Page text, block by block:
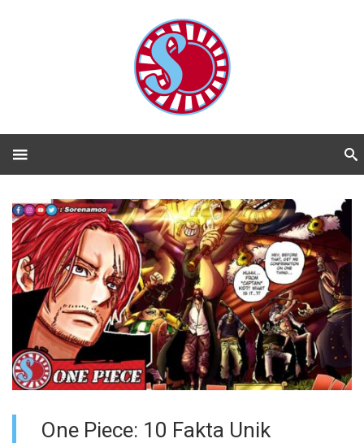
One Piece: 10 Fakta Unik